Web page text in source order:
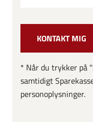
* Når du trykker på
samtidigt
personoplysninger.